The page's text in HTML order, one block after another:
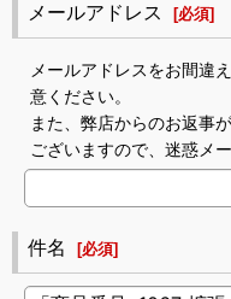
メールアドレス [必須]
メールアドレスをお間違
意ください。
また、弊店からのお返事
ございますので、迷惑メ
件名 [必須]